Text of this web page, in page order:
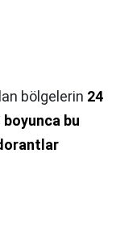
bölgelerin 24
bu